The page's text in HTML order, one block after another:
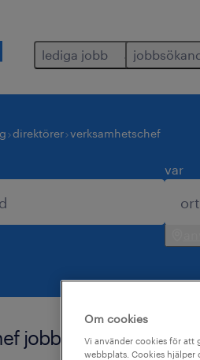
lediga jobb
direktörer verksamhetschef
var
jobb hittade för dig.
Om cookies
Vi använder cookies för att
webbplats. Cookies hjälper